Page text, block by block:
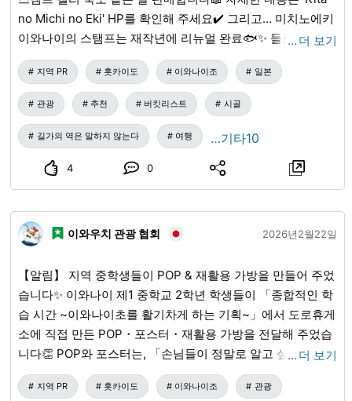
no Michi no Eki' HP를 확인해 주세요✔️ 그리고… 미치노에키
이와나이의 스탬프는 재작년에 리뉴얼 완료🐟✨ 들르실 때는
꼭 관내 매점도 구경해 주세요🙏
… 더 보기
지역 PR 홋카이도 이와나이조 일본
관광 추천 버킷리스트 시골
길가의 역은 말하지 않는다 여행 …기타10
4 0
이와우치 관광 협회 2026년2월22일
【알림】 지역 중학생들이 POP & 재활용 가방을 만들어 주었
습니다✨ 이와나이 제1 중학교 2학년 학생들이 「종합적인 학
습 시간 ~이와나이초를 활기차게 하는 기획~」에서 도로휴게
소에 직접 만든 POP・포스터・재활용 가방을 전달해 주었습
니다👏 POP와 포스터는, 「손님들이 정말로 알고 싶어 하는
정보는?」을 생각하여, 잘 팔리는 상품을 리서치하여 제작✨
일러스트나 영어 표기 등 아이디어가 가득하고, 매우 보기 좋
… 더 보기
지역 PR 홋카이도 이와나이조 관광